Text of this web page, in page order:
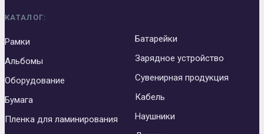
КАТАЛОГ:
Рамки
Альбомы
Оборудование
Бумага
Пленка для ламинирования
Батарейки
Зарядное устройство
Сувенирная продукция
Кабель
Наушники